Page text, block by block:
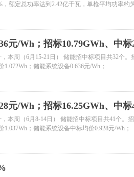
额定总功率达到2.42亿千瓦，单枪平均功率约
元/Wh；招标10.79GWh、中
本周（6月15-21日） 储能招中标项目共32个。
；储能系统设备0.636元/Wh；
元/Wh；招标16.25GWh、中
本周（6月8-14日） 储能招中标项目共41个。
；储能系统设备中标均价0.928元/Wh；